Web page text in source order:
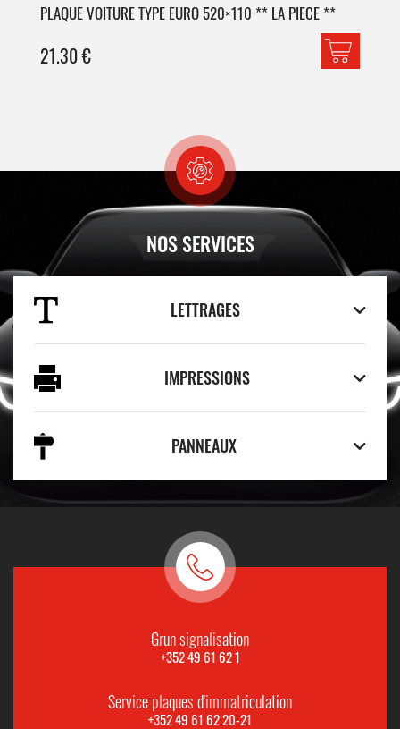
PLAQUE VOITURE TYPE EURO 520×110 ** LA PIECE **
21.30€
NOS SERVICES
LETTRAGES
IMPRESSIONS
PANNEAUX
Grun signalisation
+352 49 61 62 1
Service plaques d'immatriculation
+352 49 61 62 20-21